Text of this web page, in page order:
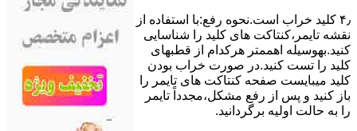
۴٫ ﮐﻠﯿﺪ ﺧﺮاب اﺳﺖ.نحوه رفع:ﺑﺎ اﺳﺘﻔﺎده از
ﻧﻘﺸﻪ ﺗﺎﯾﻤﺮ،ﮐﻨﺘﺎﮐﺖ ﻫﺎی ﮐﻠﯿﺪ را ﺷﻨﺎﺳﺎﯾﯽ
کنید.بهوسیله اهممتر هرکدام از قطبهای
ﮐﻠﯿﺪ را ﺗﺴﺖ ﮐﻨﯿﺪ.در ﺻﻮرت ﺧﺮاب ﺑﻮدن
ﮐﻠﯿﺪ میبایست ﺻﻔﺤﻪ ﮐﻨﺘﺎﮐﺖ ﻫﺎی ﺗﺎﯾﻤﺮ را
باز کنید و ﭘﺲ از رﻓﻊ مشکل،مجدداً ﺗﺎﯾﻤﺮ
را به حالت اوﻟﯿﻪ برگردانید.